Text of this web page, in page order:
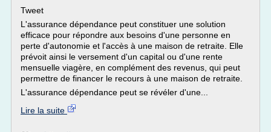
Tweet
L'assurance dépendance peut constituer une solution
efficace pour répondre aux besoins d'une personne en
perte d'autonomie et l'accès à une maison de retraite. Elle
prévoit ainsi le versement d'un capital ou d'une rente
mensuelle viagère, en complément des revenus, qui peut
permettre de financer le recours à une maison de retraite.
L'assurance dépendance peut se révéler d'une...
Lire la suite